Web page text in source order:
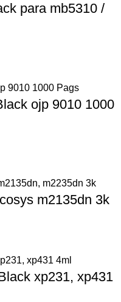
para mb5310 /
ojp 9010 1000
m2135dn 3k
xp231, xp431